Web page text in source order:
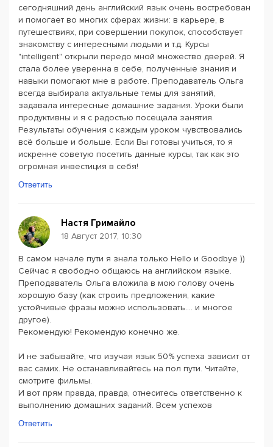
сегодняшний день английский язык очень востребован
и помогает во многих сферах жизни: в карьере, в
путешествиях, при совершении покупок, способствует
знакомству с интересными людьми и т.д. Курсы
"intelligent" открыли передо мной множество дверей. Я
стала более уверенна в себе, полученные знания и
навыки помогают мне в работе. Преподаватель Ольга
всегда выбирала актуальные темы для занятий,
задавала интересные домашние задания. Уроки были
продуктивны и я с радостью посещала занятия.
Результаты обучения с каждым уроком чувствовались
всё больше и больше. Если Вы готовы учиться, то я
искренне советую посетить данные курсы, так как это
огромная инвестиция в себя!
Ответить
Настя Гримайло
18 Август 2017, 10:30
В самом начале пути я знала только Hello и Goodbye ))
Сейчас я свободно общаюсь на английском языке.
Преподаватель Ольга вложила в мою голову очень
хорошую базу (как строить предложения, какие
устойчивые фразы можно использовать.... и многое
другое).
Рекомендую! Рекомендую конечно же.
И не забывайте, что изучая язык 50% успеха зависит от
вас самих. Не останавливайтесь на пол пути. Читайте,
смотрите фильмы.
И вот прям правда, правда, отнеситесь ответственно к
выполнению домашних заданий. Всем успехов
Ответить